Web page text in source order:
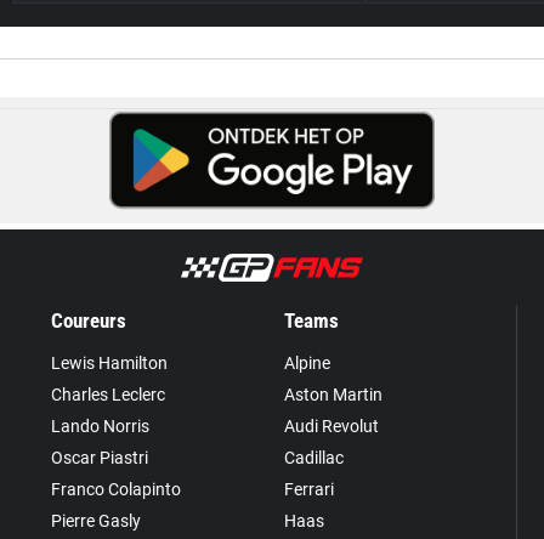
Coureurs
Lewis Hamilton
Charles Leclerc
Lando Norris
Oscar Piastri
Franco Colapinto
Pierre Gasly
Teams
Alpine
Aston Martin
Audi Revolut
Cadillac
Ferrari
Haas